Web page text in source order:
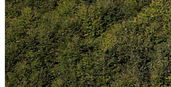
Kugelbahn
Blockline
Über Blockhausen
Der Sauensäger
Geschichte
Längster Tisch der Welt
Videos
Blockhausencup